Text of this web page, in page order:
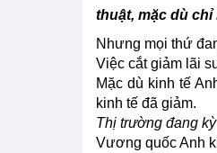
thuật, mặc dù
Nhưng mọi thứ
Việc cắt giảm lãi
Mặc dù kinh tế
kinh tế đã giảm.
Thị trường đang
Vương quốc Anh